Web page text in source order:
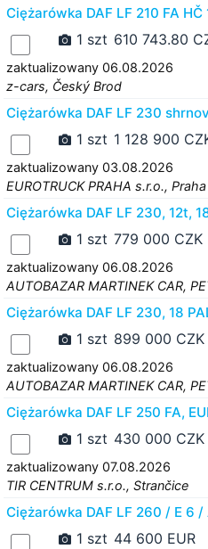
Ciężarówka DAF LF 210 FA HČ
1 szt 610 743.80
zaktualizowany 06.08.2026
z-cars, Český Brod
Ciężarówka DAF LF 230
1 szt 1 128 900
zaktualizowany 03.08.2026
EUROTRUCK PRAHA s.r.o.,
Ciężarówka DAF LF 230, 12t,
1 szt 779 000 CZK
zaktualizowany 06.08.2026
AUTOBAZAR MARTINEK CAR,
Ciężarówka DAF LF 230, 18
1 szt 899 000 CZK
zaktualizowany 06.08.2026
AUTOBAZAR MARTINEK CAR,
Ciężarówka DAF LF 250 FA,
1 szt 430 000 CZK
zaktualizowany 07.08.2026
TIR CENTRUM s.r.o., Strančice
Ciężarówka DAF LF 260 / E 6 /
1 szt 44 600 EUR